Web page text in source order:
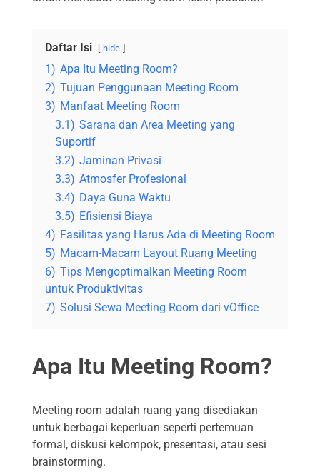
Daftar Isi hide
1) Apa Itu Meeting Room?
2) Tujuan Penggunaan Meeting Room
3) Manfaat Meeting Room
3.1) Sarana dan Area Meeting yang
Suportif
3.2) Jaminan Privasi
3.3) Atmosfer Profesional
3.4) Daya Guna Waktu
3.5) Efisiensi Biaya
4) Fasilitas yang Harus Ada di Meeting Room
5) Macam-Macam Layout Ruang Meeting
6) Tips Mengoptimalkan Meeting Room
untuk Produktivitas
7) Solusi Sewa Meeting Room dari vOffice
Apa Itu Meeting Room?
Meeting room adalah ruang yang disediakan
untuk berbagai keperluan seperti pertemuan
formal, diskusi kelompok, presentasi, atau sesi
brainstorming.